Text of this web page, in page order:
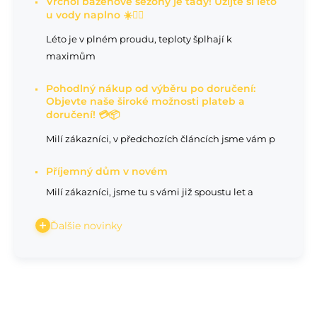
u vody naplno ☀️🏊‍♂️
Léto je v plném proudu, teploty šplhají k
maximům
Pohodlný nákup od výběru po doručení:
Objevte naše široké možnosti plateb a
doručení! 💳📦
Milí zákazníci, v předchozích článcích jsme vám p
Příjemný dům v novém
Milí zákazníci, jsme tu s vámi již spoustu let a
Ďalšie novinky